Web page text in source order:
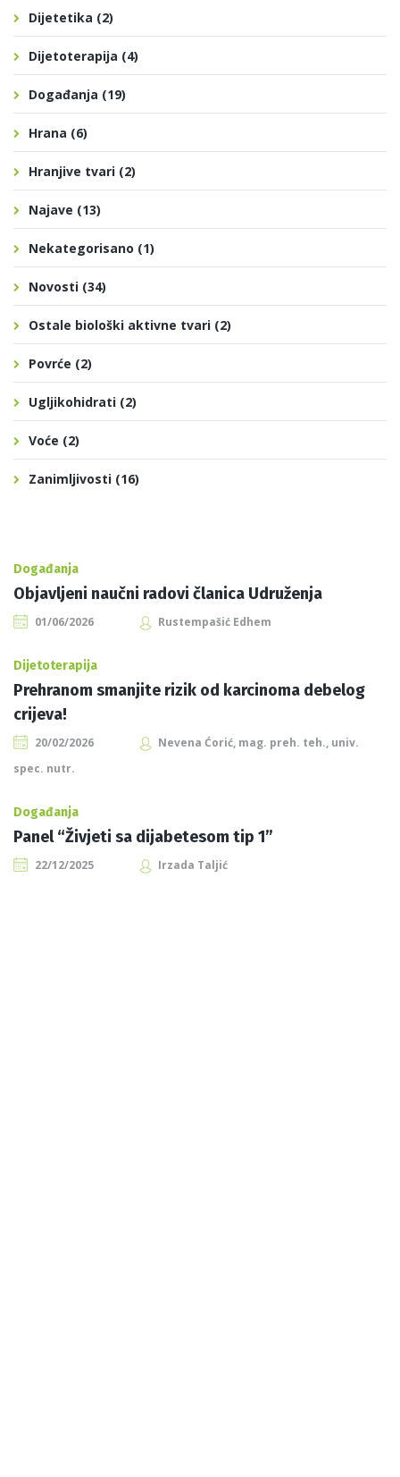
Dijetetika (2)
Dijetoterapija (4)
Događanja (19)
Hrana (6)
Hranjive tvari (2)
Najave (13)
Nekategorisano (1)
Novosti (34)
Ostale biološki aktivne tvari (2)
Povrće (2)
Ugljikohidrati (2)
Voće (2)
Zanimljivosti (16)
Događanja
Objavljeni naučni radovi članica Udruženja
01/06/2026 Rustempašić Edhem
Dijetoterapija
Prehranom smanjite rizik od karcinoma debelog
crijeva!
20/02/2026
Nevena Ćorić, mag. preh. teh., univ.
spec. nutr.
Događanja
Panel “Živjeti sa dijabetesom tip 1”
22/12/2025 Irzada Taljić